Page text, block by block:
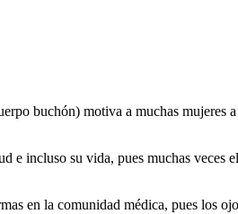
buchón) motiva a muchas mujeres
e incluso su vida, pues muchas veces
en la comunidad médica, pues los